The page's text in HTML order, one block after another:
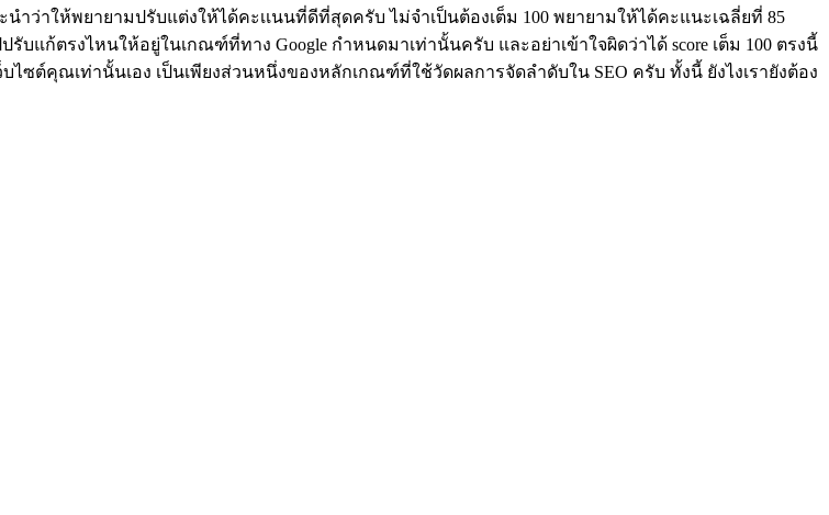
นำว่าให้พยายามปรับแต่งให้ได้คะเเนนที่ดีที่สุดครับ ไม่จำเป็นต้องเต็ม 100 พยายามให้ได้คะแนะเฉลี่ยที่ 85
บแก้ตรงไหนให้อยู่ในเกณฑ์ที่ทาง Google กำหนดมาเท่านั้นครับ และอย่าเข้าใจผิดว่าได้ score เต็ม 100 ตรงนี้
บไซต์คุณเท่านั้นเอง เป็นเพียงส่วนหนึ่งของหลักเกณฑ์ที่ใช้วัดผลการจัดลำดับใน SEO ครับ ทั้งนี้ ยังไงเรายังต้อง